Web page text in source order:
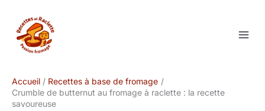
contenu
Accueil
Recettes à base de fromage
Crumble de butternut au fromage à raclette : la recette
savoureuse